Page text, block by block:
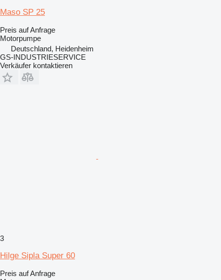
Maso SP 25
Preis auf Anfrage
Motorpumpe
Deutschland, Heidenheim
GS-INDUSTRIESERVICE
Verkäufer kontaktieren
3
Hilge Sipla Super 60
Preis auf Anfrage